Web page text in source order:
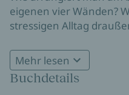
eigenen vier Wänden?
stressigen Alltag
Frida Ramstedt zeigt,
umsetzbaren
Mehr lesen
Buchdetails